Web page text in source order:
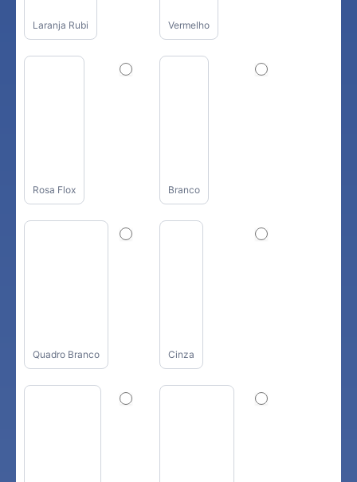
Laranja Rubi Vermelho
Rosa Flox Branco
Quadro Branco Cinza